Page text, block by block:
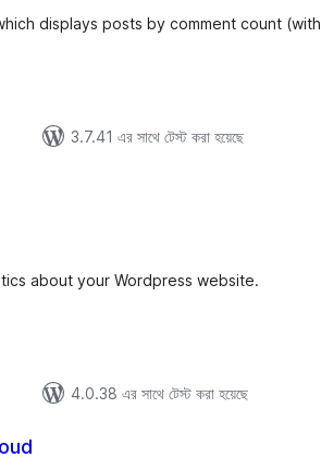
displays posts by comment count (with
3.7.41 এর সাথে টেস্ট করা হয়েছে
about your Wordpress website.
4.0.38 এর সাথে টেস্ট করা হয়েছে